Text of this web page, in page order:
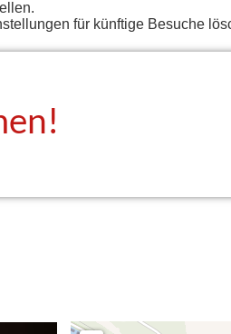
für künftige Besuche